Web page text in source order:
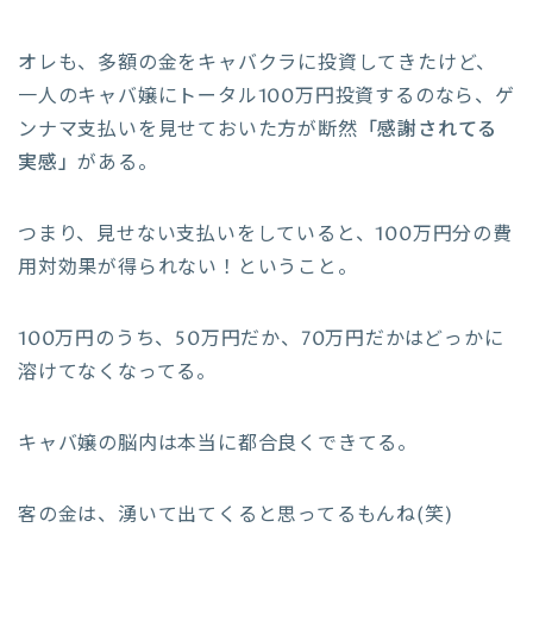
オレも、多額の金をキャバクラに投資してきたけど、
一人のキャバ嬢にトータル100万円投資するのなら、ゲ
ンナマ支払いを見せておいた方が断然 「感謝されてる
実感」がある。
つまり、見せない支払いをしていると、100万円分の費
用対効果が得られない！ということ。
100万円のうち、50万円だか、70万円だかはどっかに
溶けてなくなってる。
キャバ嬢の脳内は本当に都合良くできてる。
客の金は、湧いて出てくると思ってるもんね(笑)